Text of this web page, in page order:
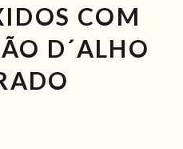
COM
D´ALHO